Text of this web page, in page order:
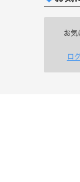
お気
ロ